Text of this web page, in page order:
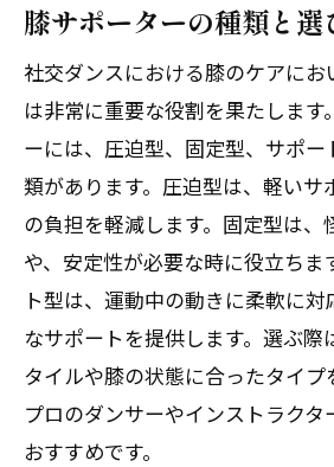
膝サポーターの種類と選
社交ダンスにおける膝のケアにお
は非常に重要な役割を果たします
ーには、圧迫型、固定型、サポ
類があります。圧迫型は、軽いサ
の負担を軽減します。固定型は、
や、安定性が必要な時に役立ちま
ト型は、運動中の動きに柔軟に
なサポートを提供します。選ぶ際
タイルや膝の状態に合ったタイプ
プロのダンサーやインストラクタ
おすすめです。